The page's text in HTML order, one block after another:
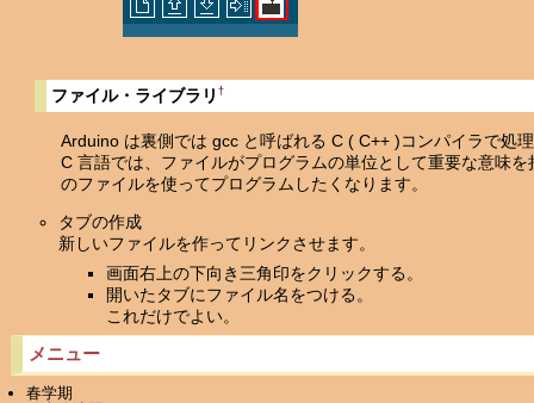
メニュー
春学期
ファイル・ライブラリ†
Arduino は裏側では gcc と呼ばれる C ( C++ )コンパイラで処理
C 言語では、ファイルがプログラムの単位として重要な意味を
のファイルを使ってプログラムしたくなります。
タブの作成
新しいファイルを作ってリンクさせます。
画面右上の下向き三角印をクリックする。
開いたタブにファイル名をつける。
これだけでよい。